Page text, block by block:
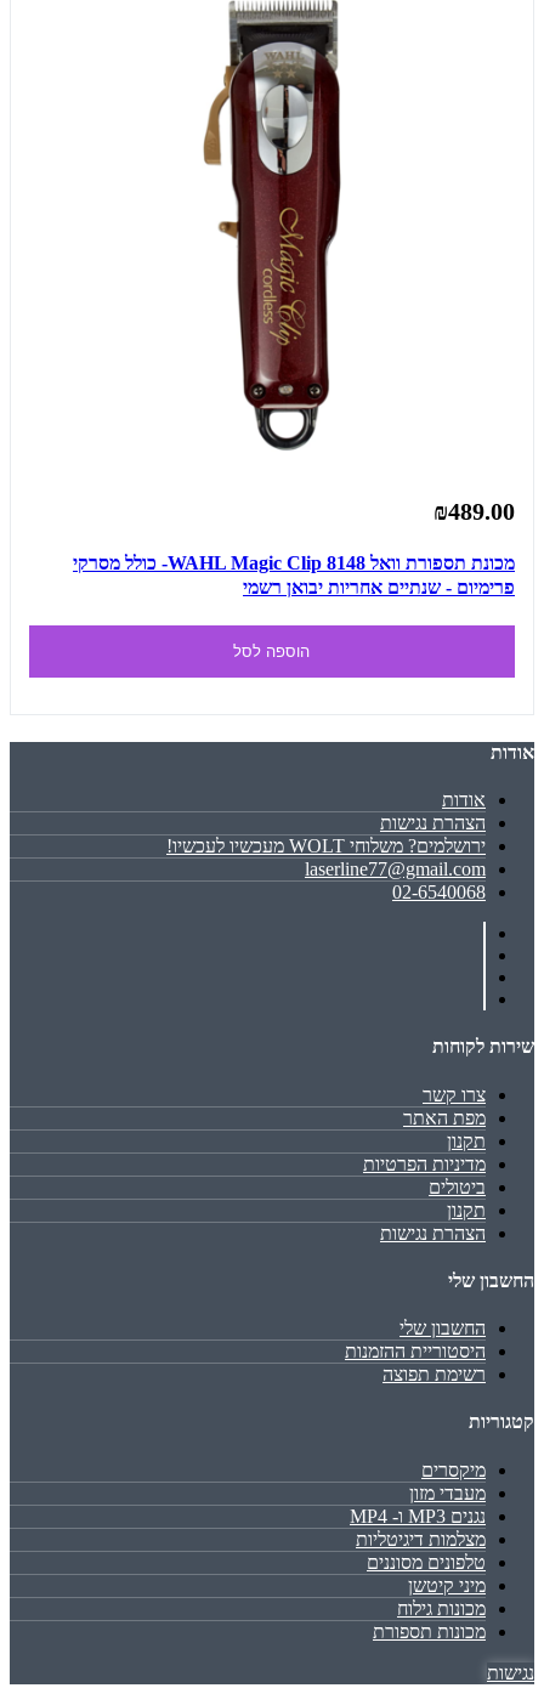
₪489.00
מכונת תספורת וואל WAHL Magic Clip 8148- כולל מסרקי
פרימיום - שנתיים אחריות יבואן רשמי
הוספה לסל
אודות
אודות
הצהרת נגישות
ירושלמים? משלוחי WOLT מעכשיו לעכשיו!
laserline77@gmail.com
02-6540068
שירות לקוחות
צרו קשר
מפת האתר
תקנון
מדיניות הפרטיות
ביטולים
תקנון
הצהרת נגישות
החשבון שלי
החשבון שלי
היסטוריית ההזמנות
רשימת תפוצה
קטגוריות
מיקסרים
מעבדי מזון
נגנים MP3 ו- MP4
מצלמות דיגיטליות
טלפונים מסוננים
מיני קיטשן
מכונות גילוח
מכונות תספורת
נגישות